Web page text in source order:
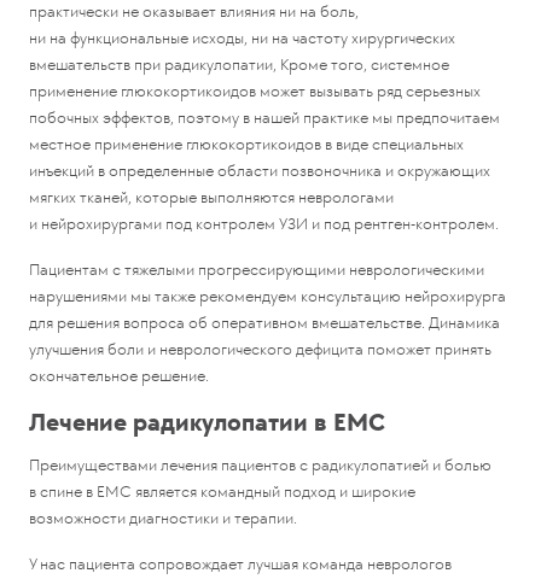
практически не оказывает влияния ни на боль,
ни на функциональные исходы, ни на частоту хирургических
вмешательств при радикулопатии, Кроме того, системное
применение глюкокортикоидов может вызывать ряд серьезных
побочных эффектов, поэтому в нашей практике мы предпочитаем
местное применение глюкокортикоидов в виде специальных
инъекций в определенные области позвоночника и окружающих
мягких тканей, которые выполняются неврологами
и нейрохирургами под контролем УЗИ и под рентген-контролем.
Пациентам с тяжелыми прогрессирующими неврологическими
нарушениями мы также рекомендуем консультацию нейрохирурга
для решения вопроса об оперативном вмешательстве. Динамика
улучшения боли и неврологического дефицита поможет принять
окончательное решение.
Лечение радикулопатии в EMC
Преимуществами лечения пациентов с радикулопатией и болью
в спине в ЕМС является командный подход и широкие
возможности диагностики и терапии.
У нас пациента сопровождает лучшая команда неврологов